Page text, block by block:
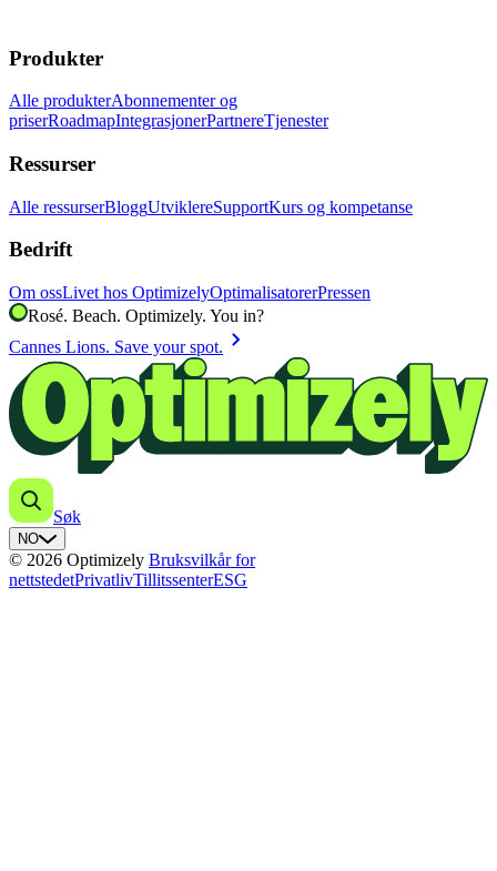
Produkter
Alle produkterAbonnementer og
priserRoadmapIntegrasjonerPartnereTjenester
Ressurser
Alle ressurserBloggUtviklereSupportKurs og kompetanse
Bedrift
Om ossLivet hos OptimizelyOptimalisatorerPressen
Rosé. Beach. Optimizely. You in?
Cannes Lions. Save your spot. chevron_right
Søk
NO
© 2026 Optimizely Bruksvilkår for
nettstedetPrivatlivTillitssenterESG